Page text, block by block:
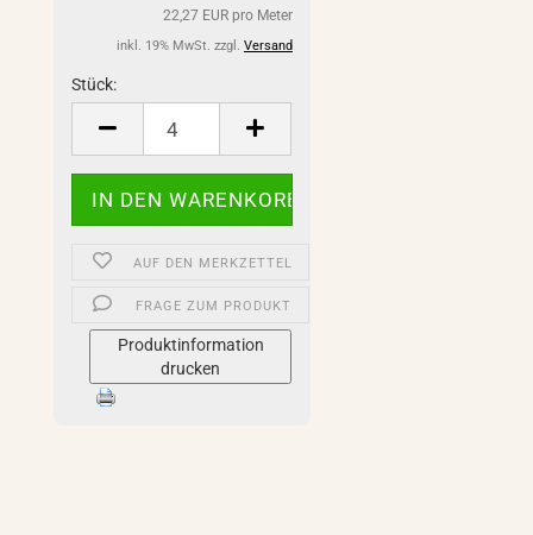
22,27 EUR pro Meter
inkl. 19% MwSt. zzgl. Versand
Stück:
Stück
AUF DEN MERKZETTEL
FRAGE ZUM PRODUKT
Produktinformation
drucken